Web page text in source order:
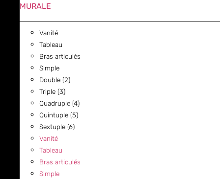
MURALE
Vanité
Tableau
Bras articulés
Simple
Double (2)
Triple (3)
Quadruple (4)
Quintuple (5)
Sextuple (6)
Vanité
Tableau
Bras articulés
Simple